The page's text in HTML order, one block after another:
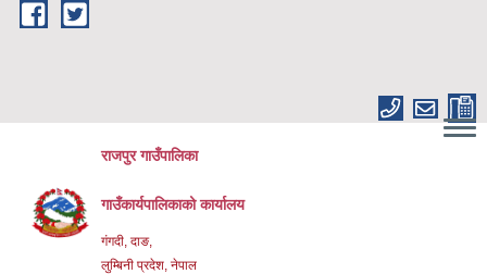
Skip to main content
राजपुर गाउँपालिका
गाउँकार्यपालिकाको कार्यालय
गंगदी, दाङ,
लुम्बिनी प्रदेश, नेपाल